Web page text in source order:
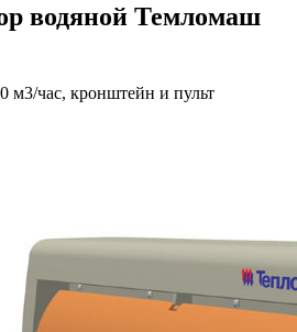
водяной Темломаш
м3/час, кронштейн и пульт